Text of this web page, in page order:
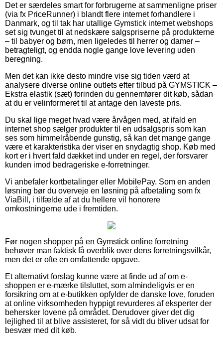
Det er særdeles smart for forbrugerne at sammenligne priser
(via fx PriceRunner) i blandt flere internet forhandlere i
Danmark, og til tak har utallige Gymstick internet webshops
set sig tvunget til at nedskære salgspriserne på produkterne
– til babyer og børn, men ligeledes til herrer og damer –
betragteligt, og endda nogle gange love levering uden
beregning.
Men det kan ikke desto mindre vise sig tiden værd at
analysere diverse online outlets efter tilbud på GYMSTICK –
Ekstra elastik (sæt) forinden du gennemfører dit køb, sådan
at du er velinformeret til at antage den laveste pris.
Du skal lige meget hvad være årvågen med, at ifald en
internet shop sælger produkter til en udsalgspris som kan
ses som himmelråbende gunstig, så kan det mange gange
være et karakteristika der viser en snydagtig shop. Køb med
kort er i hvert fald dækket ind under en regel, der forsvarer
kunden imod bedrageriske e-forretninger.
Vi anbefaler kortbetalinger eller MobilePay. Som en anden
løsning bør du overveje en løsning på afbetaling som fx
ViaBill, i tilfælde af at du hellere vil honorere
omkostningerne ude i fremtiden.
Før nogen shopper på en Gymstick online forretning
behøver man faktisk få overblik over dens forretningsvilkår,
men det er ofte en omfattende opgave.
Et alternativt forslag kunne være at finde ud af om e-
shoppen er e-mærke tilsluttet, som almindeligvis er en
forsikring om at e-butikken opfylder de danske love, foruden
at online virksomheden hyppigt revurderes af eksperter der
behersker lovene på området. Derudover giver det dig
lejlighed til at blive assisteret, for så vidt du bliver udsat for
besvær med dit køb.